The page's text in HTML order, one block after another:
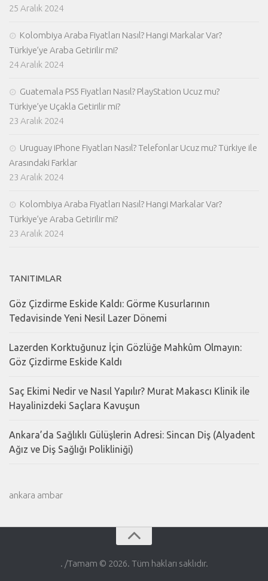
25 Aralık 2024
Kolombiya Araba Fiyatları Nasıl? Hangi Markalar Var?
Türkiye’ye Araba Getirilir mi?
24 Aralık 2024
Guatemala PS5 Fiyatları Nasıl? PlayStation Ucuz mu?
Türkiye’ye Uçakla Getirilir mi?
23 Aralık 2024
Uruguay iPhone Fiyatları Nasıl? Telefonlar Ucuz mu? Türkiye ile
Arasındaki Farklar
23 Aralık 2024
Kolombiya Araba Fiyatları Nasıl? Hangi Markalar Var?
Türkiye’ye Araba Getirilir mi?
23 Aralık 2024
TANITIMLAR
Göz Çizdirme Eskide Kaldı: Görme Kusurlarının
Tedavisinde Yeni Nesil Lazer Dönemi
Lazerden Korktuğunuz İçin Gözlüğe Mahkûm Olmayın:
Göz Çizdirme Eskide Kaldı
Saç Ekimi Nedir ve Nasıl Yapılır? Murat Makascı Klinik ile
Hayalinizdeki Saçlara Kavuşun
Ankara’da Sağlıklı Gülüşlerin Adresi: Sincan Diş (Alyadent
Ağız ve Diş Sağlığı Polikliniği)
ankara ambar
. /Tamam © 2026. Tüm hakları saklıdır.